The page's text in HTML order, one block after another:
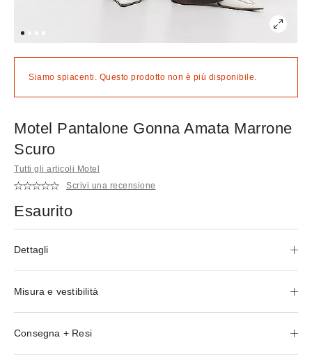
Siamo spiacenti. Questo prodotto non è più disponibile.
Motel Pantalone Gonna Amata Marrone
Scuro
Tutti gli articoli Motel
Scrivi una recensione
Esaurito
Dettagli
Misura e vestibilità
Consegna + Resi